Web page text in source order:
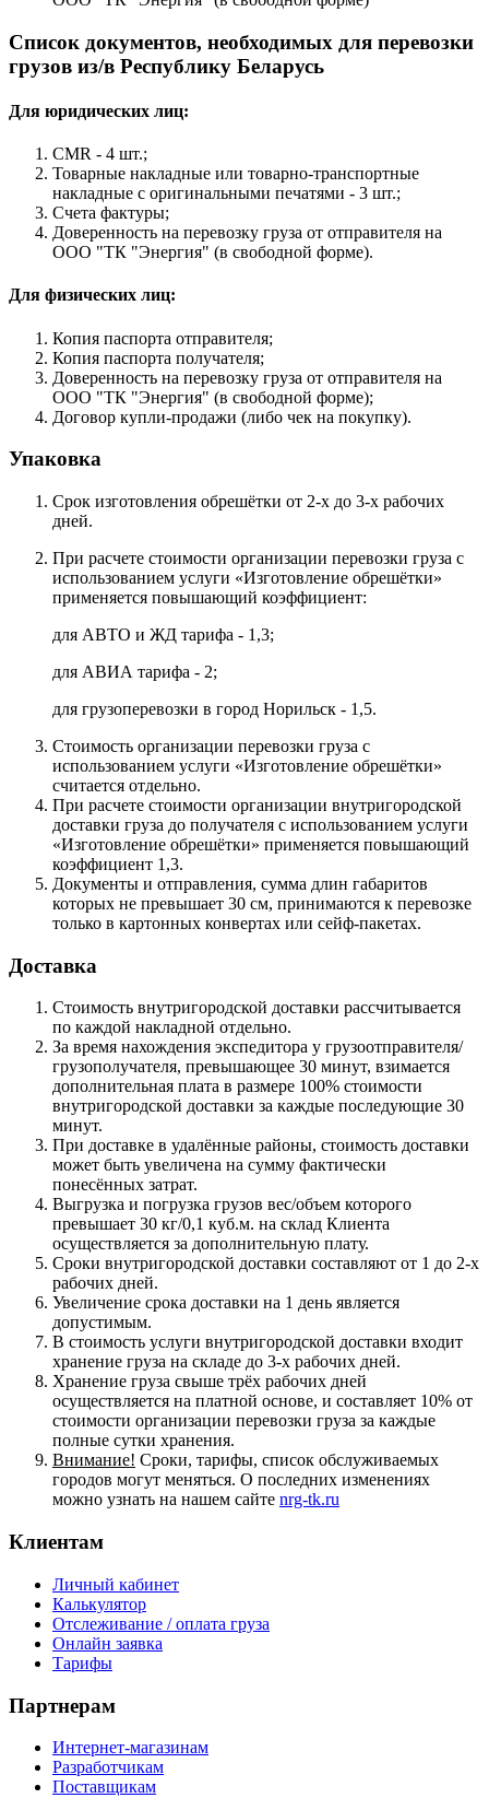
Список документов, необходимых для перевозки
грузов из/в Республику Беларусь
Для юридических лиц:
CMR - 4 шт.;
Товарные накладные или товарно-транспортные
накладные с оригинальными печатями - 3 шт.;
Счета фактуры;
Доверенность на перевозку груза от отправителя на
ООО "ТК "Энергия" (в свободной форме).
Для физических лиц:
Копия паспорта отправителя;
Копия паспорта получателя;
Доверенность на перевозку груза от отправителя на
ООО "ТК "Энергия" (в свободной форме);
Договор купли-продажи (либо чек на покупку).
Упаковка
Срок изготовления обрешётки от 2-х до 3-х рабочих
дней.
При расчете стоимости организации перевозки груза с
использованием услуги «Изготовление обрешётки»
применяется повышающий коэффициент:
для АВТО и ЖД тарифа - 1,3;
для АВИА тарифа - 2;
для грузоперевозки в город Норильск - 1,5.
Стоимость организации перевозки груза с
использованием услуги «Изготовление обрешётки»
считается отдельно.
При расчете стоимости организации внутригородской
доставки груза до получателя с использованием услуги
«Изготовление обрешётки» применяется повышающий
коэффициент 1,3.
Документы и отправления, сумма длин габаритов
которых не превышает 30 см, принимаются к перевозке
только в картонных конвертах или сейф-пакетах.
Доставка
Стоимость внутригородской доставки рассчитывается
по каждой накладной отдельно.
За время нахождения экспедитора у грузоотправителя/
грузополучателя, превышающее 30 минут, взимается
дополнительная плата в размере 100% стоимости
внутригородской доставки за каждые последующие 30
минут.
При доставке в удалённые районы, стоимость доставки
может быть увеличена на сумму фактически
понесённых затрат.
Выгрузка и погрузка грузов вес/объем которого
превышает 30 кг/0,1 куб.м. на склад Клиента
осуществляется за дополнительную плату.
Сроки внутригородской доставки составляют от 1 до 2-х
рабочих дней.
Увеличение срока доставки на 1 день является
допустимым.
В стоимость услуги внутригородской доставки входит
хранение груза на складе до 3-х рабочих дней.
Хранение груза свыше трёх рабочих дней
осуществляется на платной основе, и составляет 10% от
стоимости организации перевозки груза за каждые
полные сутки хранения.
Внимание! Сроки, тарифы, список обслуживаемых
городов могут меняться. О последних изменениях
можно узнать на нашем сайте nrg-tk.ru
Клиентам
Личный кабинет
Калькулятор
Отслеживание / оплата груза
Онлайн заявка
Тарифы
Партнерам
Интернет-магазинам
Разработчикам
Поставщикам